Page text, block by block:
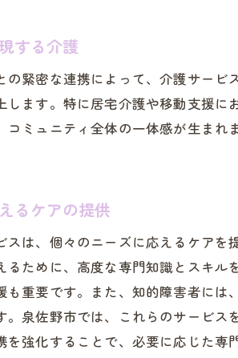
介護職に求
する介護
の緊密な連携によって、介護サービ
します。特に居宅介護や移動支援
コミュニティ全体の一体感が生ま
るケアの提供
スは、個々のニーズに応えるケア
るために、高度な専門知識とスキ
も重要です。また、知的障害者に
。泉佐野市では、これらのサービ
強化することで、必要に応じた専